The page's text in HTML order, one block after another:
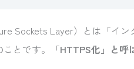
Sockets Layer）とは「イ
とです。「HTTPS化」と呼